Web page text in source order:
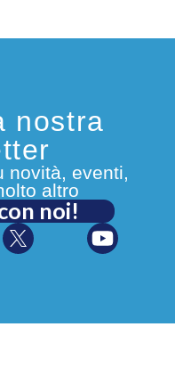
nostra
novità, eventi,
altro
noi!